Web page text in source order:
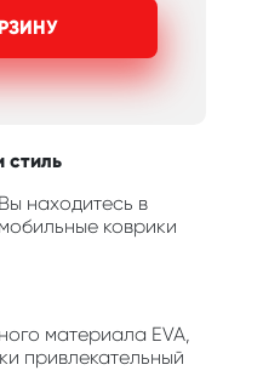
стиль
находитесь в
коврики
материала EVA,
привлекательный